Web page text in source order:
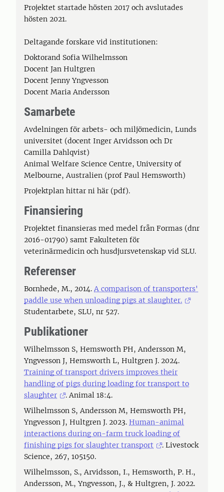
Projektet startade hösten 2017 och avslutades
hösten 2021.
Deltagande forskare vid institutionen:
Doktorand Sofia Wilhelmsson
Docent Jan Hultgren
Docent Jenny Yngvesson
Docent Maria Andersson
Samarbete
Avdelningen för arbets- och miljömedicin, Lunds
universitet (docent Inger Arvidsson och Dr
Camilla Dahlqvist)
Animal Welfare Science Centre, University of
Melbourne, Australien (prof Paul Hemsworth)
Projektplan hittar ni här (pdf).
Finansiering
Projektet finansieras med medel från Formas (dnr
2016-01790) samt Fakulteten för
veterinärmedicin och husdjursvetenskap vid SLU.
Referenser
Bornhede, M., 2014. A comparison of transporters'
paddle use when unloading pigs at slaughter.
Studentarbete, SLU, nr 527.
Publikationer
Wilhelmsson S, Hemsworth PH, Andersson M,
Yngvesson J, Hemsworth L, Hultgren J. 2024.
Training of transport drivers improves their
handling of pigs during loading for transport to
slaughter
. Animal 18:4.
Wilhelmsson S, Andersson M, Hemsworth PH,
Yngvesson J, Hultgren J. 2023. Human-animal
interactions during on-farm truck loading of
finishing pigs for slaughter transport
. Livestock
Science, 267, 105150.
Wilhelmsson, S., Arvidsson, I., Hemsworth, P. H.,
Andersson, M., Yngvesson, J., & Hultgren, J. 2022.